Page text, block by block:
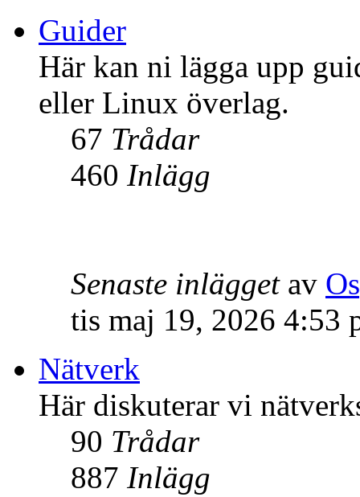
Guider
Här kan ni lägga upp
eller Linux överlag.
67 Trådar
460 Inlägg
Senaste inläggetav
tis maj 19, 2026 4:53
Nätverk
Här diskuterar vi
90 Trådar
887 Inlägg